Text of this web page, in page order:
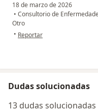
18 de marzo de 2026
• Consultorio de
Otro
• en opinión del usuario Y
Reportar
Dudas solucionadas
13 dudas